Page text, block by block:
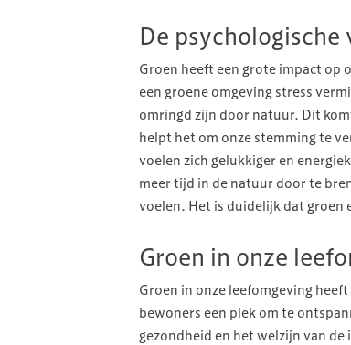
De
Groen heeft een grote impact op
een groene omgeving stress
omringd zijn door natuur. Dit
helpt het om onze stemming te
voelen zich gelukkiger en
meer tijd in de natuur door te
voelen. Het is duidelijk dat groen
Groen in onze
Groen in onze leefomgeving
bewoners een plek om te
gezondheid en het welzijn van